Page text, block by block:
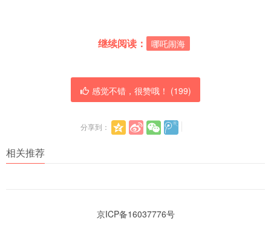
继续阅读： 哪吒闹海
感觉不错，很赞哦！ (199)
分享到：
相关推荐
京ICP备16037776号